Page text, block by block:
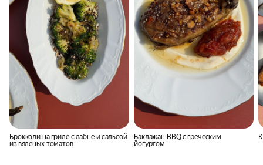
Брокколи на гриле с лабне и сальсой
из вяленых томатов
Баклажан BBQ с греческим
йогуртом